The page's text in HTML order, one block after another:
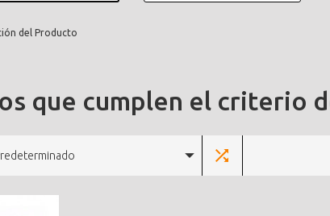
del Producto
que cumplen el criterio